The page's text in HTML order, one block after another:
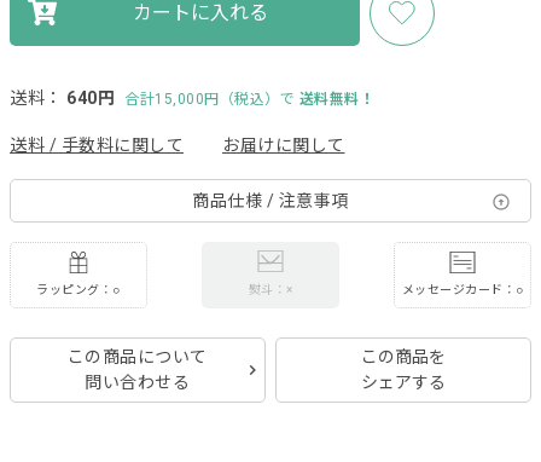
カートに入れる
送料： 640円 合計15,000円（税込）で 送料無料！
送料 / 手数料に関して お届けに関して
商品仕様 / 注意事項
ラッピング：○ 熨斗：× メッセージカード：○
この商品について
問い合わせる
この商品を
シェアする